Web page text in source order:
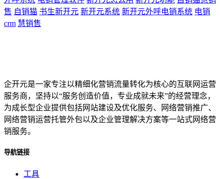
售 自销猫 书生新开元 新开元系统 新开元外呼电销系统 电销
crm 慧销售
企开元是一家专注以精细化营销流量转化为核心的互联网运营
服务商，坚持以“服务创造价值，专业成就未来”的经营理念，
为成长型企业提供包括网站建设及优化服务、网络营销推广、
网络营销运营托管外包以及企业管理解决方案等一站式网络营
销服务。
导航链接
工具